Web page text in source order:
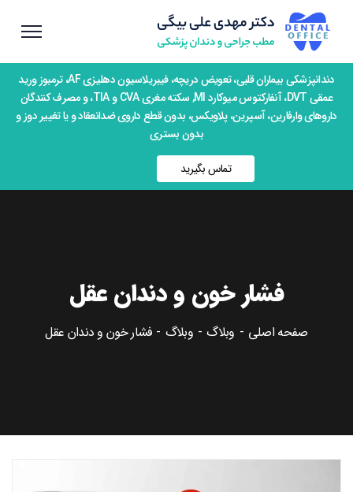
دندانپزشکی بیماران قلبی، تعویض دریچه، فیبریلاسیون دهلیزی AF، ترمبوز ورید
عمقی DVT، آنفارکتوس میوکارد MI, سکته مغری CVA و TIA، و مصرف کنندگان
داروهای وارفارین، آسپرین، پلاویکس، بدون قطع داروی ضدانعقاد و یا تغییر دوز و
بدون بستری
تماس بگیرید
فشار خون و دندان عقل
صفحه اصلی وبلاگ وبلاگ فشار خون و دندان عقل